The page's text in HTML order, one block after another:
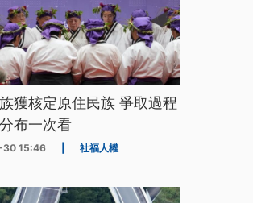
獲核定原住民族 爭取過程
布一次看
15:46 社福人權